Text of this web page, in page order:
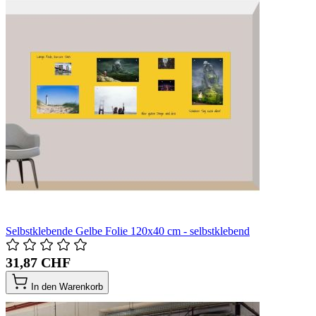
Selbstklebende Gelbe Folie 120x40 cm - selbstklebend
31,87 CHF
In den Warenkorb